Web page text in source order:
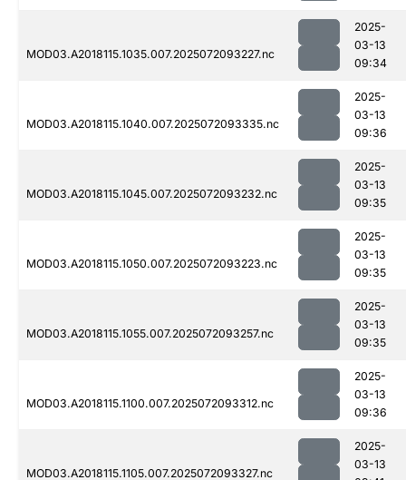
MOD03.A2018115.1035.007.2025072093227.nc
2025-
03-13
09:34
MOD03.A2018115.1040.007.2025072093335.nc
2025-
03-13
09:36
MOD03.A2018115.1045.007.2025072093232.nc
2025-
03-13
09:35
MOD03.A2018115.1050.007.2025072093223.nc
2025-
03-13
09:35
MOD03.A2018115.1055.007.2025072093257.nc
2025-
03-13
09:35
MOD03.A2018115.1100.007.2025072093312.nc
2025-
03-13
09:36
MOD03.A2018115.1105.007.2025072093327.nc
2025-
03-13